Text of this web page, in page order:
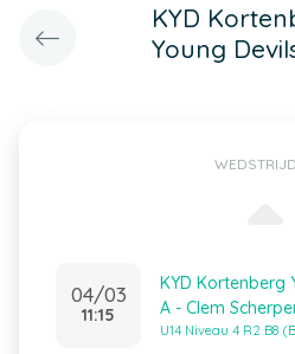
KYD
Young
04/03
11:15
KYD Kortenberg
A - Clem
U14 Niveau 4 R2 B8